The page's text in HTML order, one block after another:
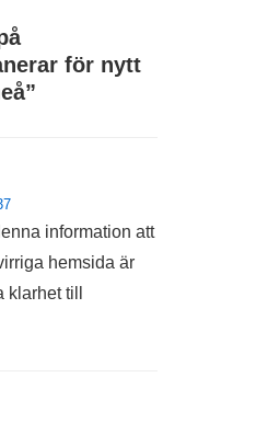
för nytt
”
information att
hemsida är
till